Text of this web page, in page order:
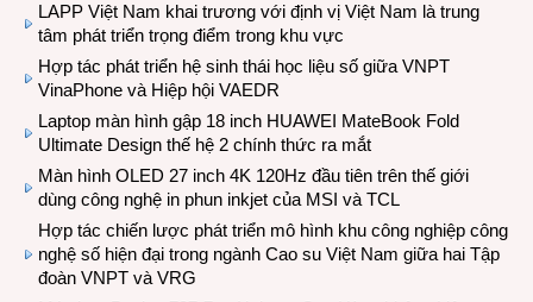
LAPP Việt Nam khai trương với định vị Việt Nam là trung
tâm phát triển trọng điểm trong khu vực
Hợp tác phát triển hệ sinh thái học liệu số giữa VNPT
VinaPhone và Hiệp hội VAEDR
Laptop màn hình gập 18 inch HUAWEI MateBook Fold
Ultimate Design thế hệ 2 chính thức ra mắt
Màn hình OLED 27 inch 4K 120Hz đầu tiên trên thế giới
dùng công nghệ in phun inkjet của MSI và TCL
Hợp tác chiến lược phát triển mô hình khu công nghiệp công
nghệ số hiện đại trong ngành Cao su Việt Nam giữa hai Tập
đoàn VNPT và VRG